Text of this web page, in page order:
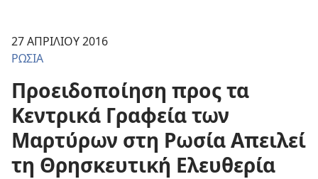
27 ΑΠΡΙΛΙΟΥ 2016
ΡΩΣΙΑ
Προειδοποίηση προς τα
Κεντρικά Γραφεία των
Μαρτύρων στη Ρωσία Απειλεί
τη Θρησκευτική Ελευθερία